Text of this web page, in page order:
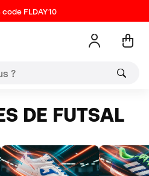
code FLDAY10
DE FUTSAL